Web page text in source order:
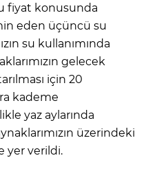
fiyat konusunda
eden üçüncü su
su kullanımında
gelecek
için 20
kademe
yaz aylarında
üzerindeki
yer verildi.